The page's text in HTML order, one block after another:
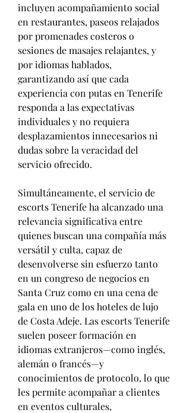
incluyen acompañamiento social
en restaurantes, paseos relajados
por promenades costeros o
sesiones de masajes relajantes, y
por idiomas hablados,
garantizando así que cada
experiencia con putas en Tenerife
responda a las expectativas
individuales y no requiera
desplazamientos innecesarios ni
dudas sobre la veracidad del
servicio ofrecido.
Simultáneamente, el servicio de
escorts Tenerife ha alcanzado una
relevancia significativa entre
quienes buscan una compañía más
versátil y culta, capaz de
desenvolverse sin esfuerzo tanto
en un congreso de negocios en
Santa Cruz como en una cena de
gala en uno de los hoteles de lujo
de Costa Adeje. Las escorts Tenerife
suelen poseer formación en
idiomas extranjeros—como inglés,
alemán o francés—y
conocimientos de protocolo, lo que
les permite acompañar a clientes
en eventos culturales,